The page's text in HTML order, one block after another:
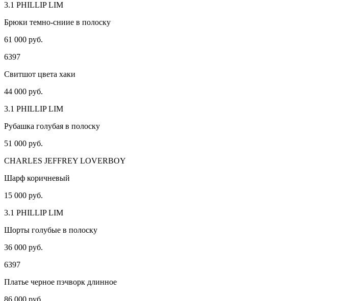
3.1 PHILLIP LIM
Брюки темно-сниие в полоску
61 000 руб.
6397
Свитшот цвета хаки
44 000 руб.
3.1 PHILLIP LIM
Рубашка голубая в полоску
51 000 руб.
CHARLES JEFFREY LOVERBOY
Шарф коричневый
15 000 руб.
3.1 PHILLIP LIM
Шорты голубые в полоску
36 000 руб.
6397
Платье черное пэчворк длинное